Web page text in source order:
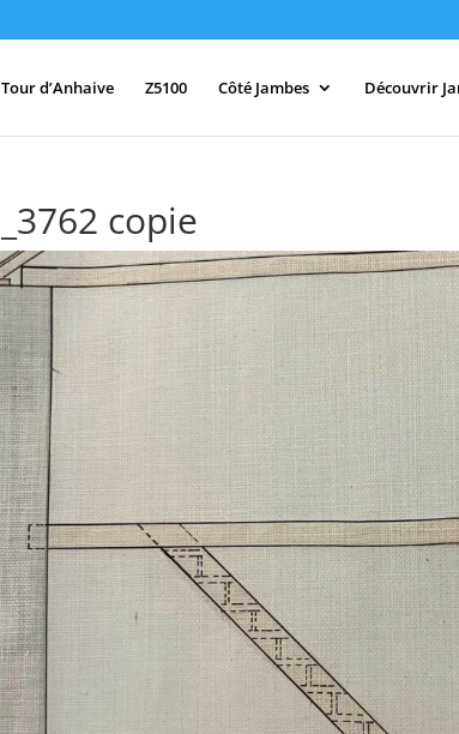
Tour d’Anhaive Z5100 Côté Jambes Découvrir
copie